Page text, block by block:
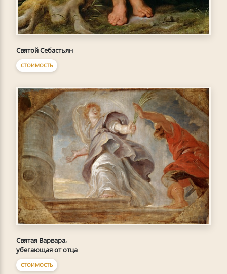
Святой Себастьян
СТОИМОСТЬ
Святая Варвара,
убегающая от отца
СТОИМОСТЬ